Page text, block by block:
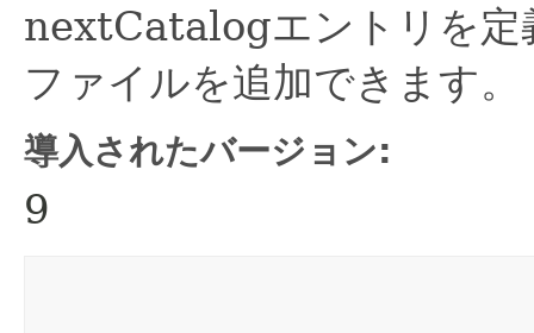
nextCatalogエントリを定
ファイルを追加できます。
導入されたバージョン:
9